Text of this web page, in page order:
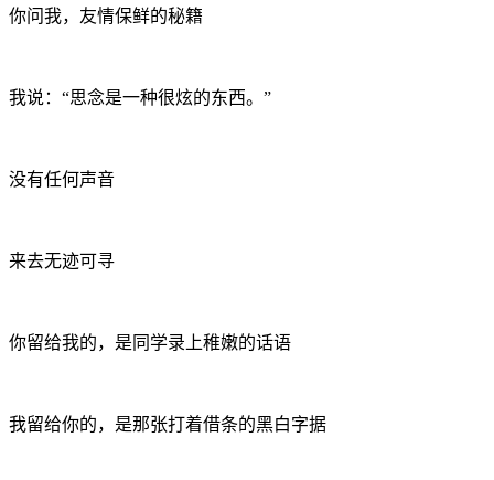
你问我，友情保鲜的秘籍
我说：“思念是一种很炫的东西。”
没有任何声音
来去无迹可寻
你留给我的，是同学录上稚嫩的话语
我留给你的，是那张打着借条的黑白字据